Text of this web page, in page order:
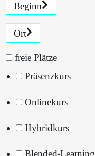
Beginn
Ort
freie Plätze
Präsenzkurs
Onlinekurs
Hybridkurs
Blended-Learning